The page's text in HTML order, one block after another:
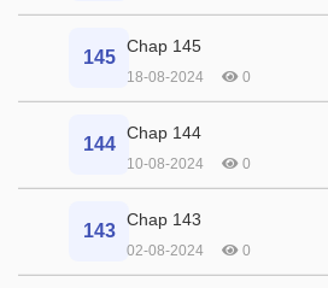
145
Chap 145
18-08-2024 0
144
Chap 144
10-08-2024 0
143
Chap 143
02-08-2024 0